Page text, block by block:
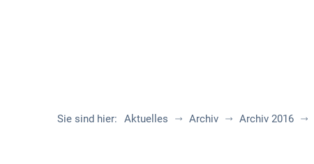
Sie sind hier: Aktuelles Archiv Archiv 2016